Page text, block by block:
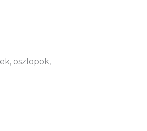
oszlopok,